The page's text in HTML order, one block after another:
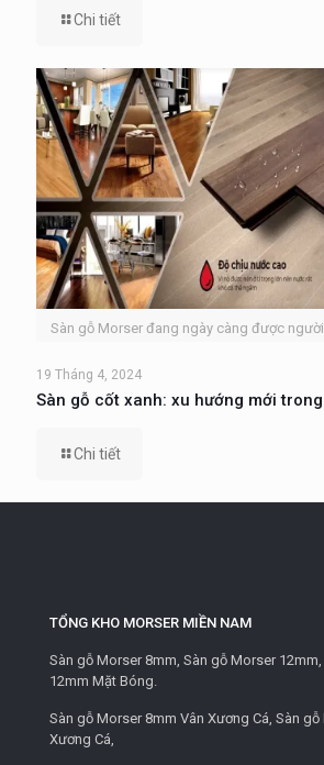
Chi tiết
Sàn gỗ Morser đang ngày càng được
19 Tháng 4, 2024
Sàn gỗ cốt xanh: xu hướng mới
Chi tiết
TỔNG KHO MORSER MIỀN NAM
Sàn gỗ Morser 8mm, Sàn gỗ Morser
12mm Mặt Bóng.
Sàn gỗ Morser 8mm Vân Xương Cá, Sàn
Xương Cá,